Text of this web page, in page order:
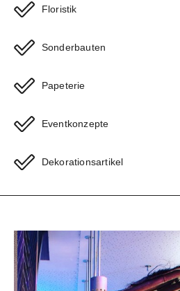
Floristik
Sonderbauten
Papeterie
Eventkonzepte
Dekorationsartikel